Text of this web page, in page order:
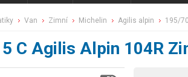
van zimní michelin agilis alpin 195/
C Agilis Alpin 104R